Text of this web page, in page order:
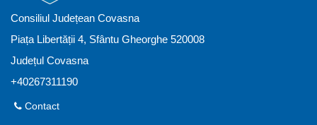
Consiliul Județean Covasna
Piața Libertății 4, Sfântu Gheorghe 520008
Județul Covasna
+40267311190
Contact